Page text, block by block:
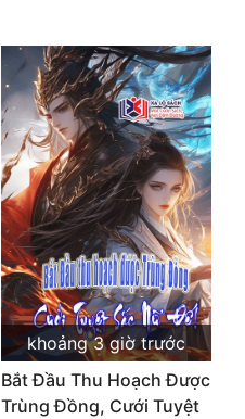
khoảng 3 giờ trước
Bắt Đầu Thu Hoạch Được
Trùng Đồng, Cưới Tuyệt